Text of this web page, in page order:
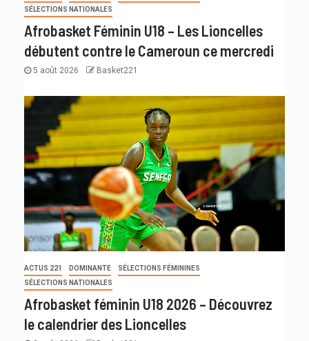
SÉLECTIONS NATIONALES
Afrobasket Féminin U18 – Les Lioncelles
débutent contre le Cameroun ce mercredi
5 août 2026 Basket221
ACTUS 221 DOMINANTE
SÉLECTIONS FÉMININES
SÉLECTIONS NATIONALES
Afrobasket féminin U18 2026 – Découvrez
le calendrier des Lioncelles